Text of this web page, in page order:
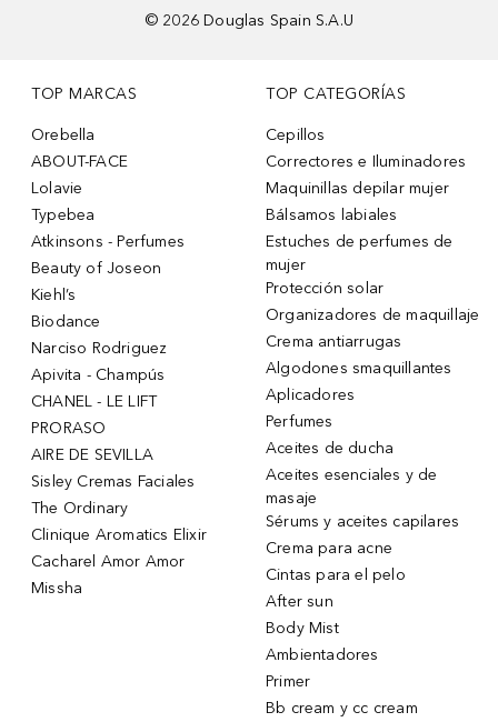
© 2026 Douglas Spain S.A.U
TOP MARCAS
Orebella
ABOUT-FACE
Lolavie
Typebea
Atkinsons - Perfumes
Beauty of Joseon
Kiehl’s
Biodance
Narciso Rodriguez
Apivita - Champús
CHANEL - LE LIFT
PRORASO
AIRE DE SEVILLA
Sisley Cremas Faciales
The Ordinary
Clinique Aromatics Elixir
Cacharel Amor Amor
Missha
TOP CATEGORÍAS
Cepillos
Correctores e Iluminadores
Maquinillas depilar mujer
Bálsamos labiales
Estuches de perfumes de
mujer
Protección solar
Organizadores de maquillaje
Crema antiarrugas
Algodones smaquillantes
Aplicadores
Perfumes
Aceites de ducha
Aceites esenciales y de
masaje
Sérums y aceites capilares
Crema para acne
Cintas para el pelo
After sun
Body Mist
Ambientadores
Primer
Bb cream y cc cream